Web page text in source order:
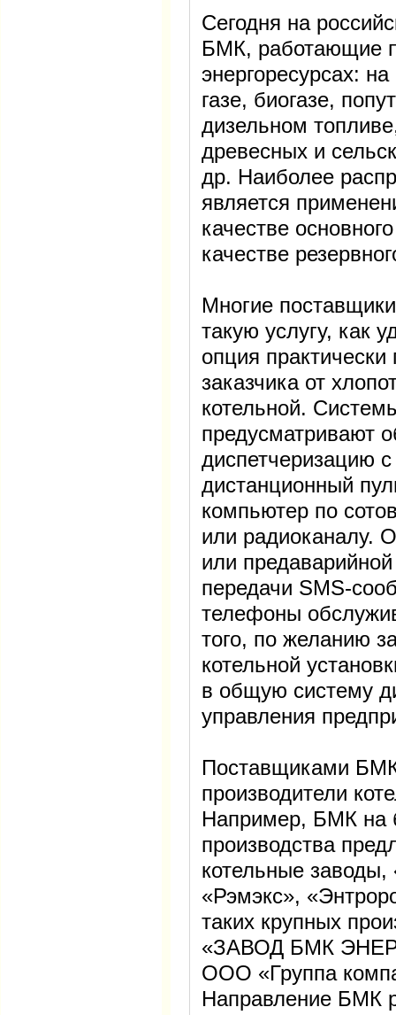
Сегодня на
БМК, работающие
энергоресурсах:
газе, биогазе,
дизельном
древесных и
др. Наиболее
является
качестве
качестве
Многие
такую услугу, как
опция
заказчика от
котельной.
предусматривают
диспетчеризацию
дистанционный
компьютер по
или радиоканалу.
или
передачи SMS-
телефоны
того, по желанию
котельной
в общую систему
управления
Поставщиками
производители
Например, БМК на
производства
котельные
«Рэмэкс»,
таких крупных
«ЗАВОД БМК
ООО «Группа
Направление БМК